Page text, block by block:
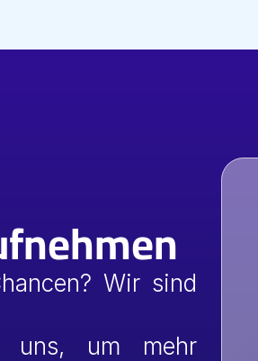
Wir sind
uns, um mehr